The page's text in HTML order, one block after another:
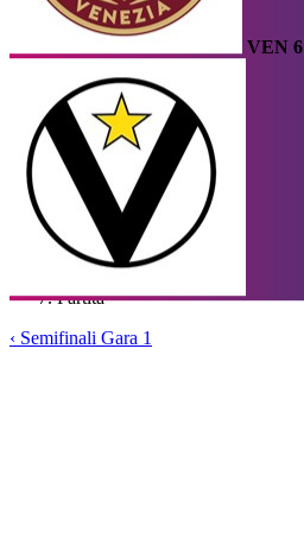
Calendario Squadre Statistiche e
Home
Supercoppa
/
Semifinali Gara 1
Partita
‹ Semifinali Gara 1
VEN